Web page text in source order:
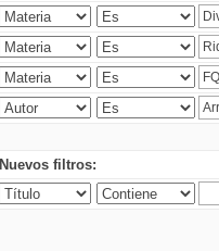
Nuevos filtros: